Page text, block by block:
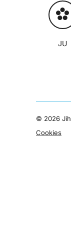
JU
© 2026
Cookies